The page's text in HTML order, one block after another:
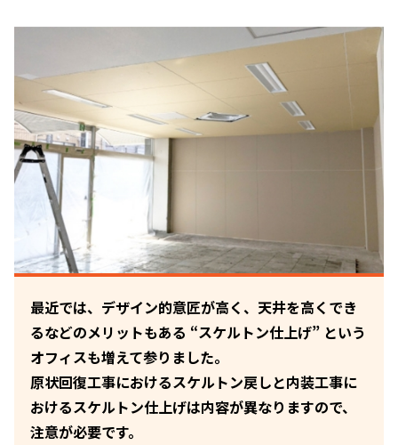
最近では、デザイン的意匠が高く、天井を高くでき
るなどのメリットもある “スケルトン仕上げ” という
オフィスも増えて参りました。
原状回復工事におけるスケルトン戻しと内装工事に
おけるスケルトン仕上げは内容が異なりますので、
注意が必要です。